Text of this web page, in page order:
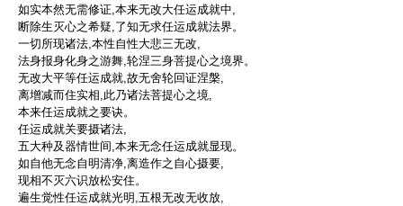
如实本然无需修证,本来无改大任运成就中,
断除生灭心之希疑,了知无求任运成就法界。
一切所现诸法,本性自性大悲三无改,
法身报身化身之游舞,轮涅三身菩提心之境界。
无改大平等任运成就,故无舍轮回证涅槃,
离增减而住实相,此乃诸法菩提心之境,
本来任运成就之要诀。
任运成就关要摄诸法,
五大种及器情世间,本来无念任运成就显现。
如自他无念自明清净,离造作之自心摄要,
现相不灭六识放松安住。
遍生觉性任运成就光明,五根无改无收放,